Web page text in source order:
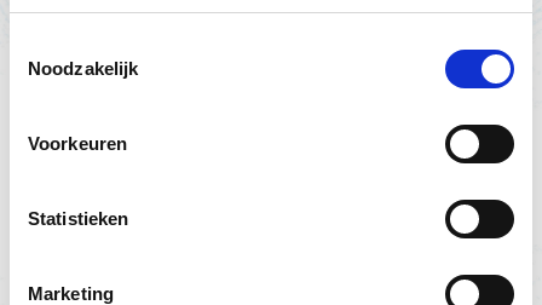
Noodzakelijk
Voorkeuren
Statistieken
Marketing